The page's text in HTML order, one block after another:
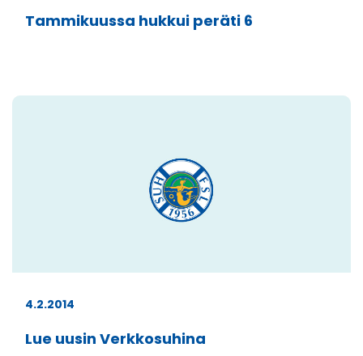
Tammikuussa hukkui peräti 6
4.2.2014
Lue uusin Verkkosuhina